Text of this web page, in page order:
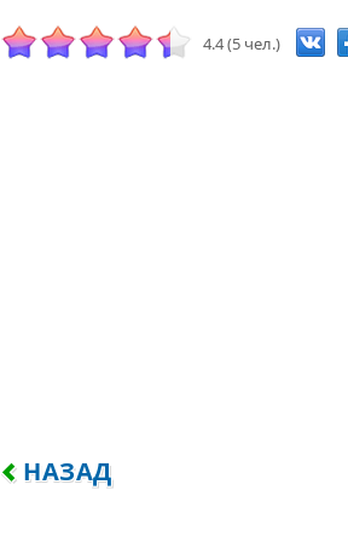
4.4 (5 чел.)
ПРЕДЫДУЩИЙ:
НАЗАД